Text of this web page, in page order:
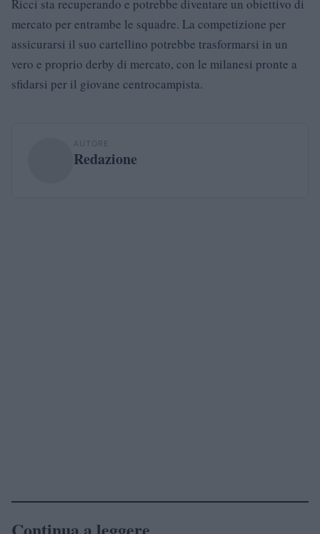
Ricci sta recuperando e potrebbe diventare un obiettivo di
mercato per entrambe le squadre. La competizione per
assicurarsi il suo cartellino potrebbe trasformarsi in un
vero e proprio derby di mercato, con le milanesi pronte a
sfidarsi per il giovane centrocampista.
AUTORE
Redazione